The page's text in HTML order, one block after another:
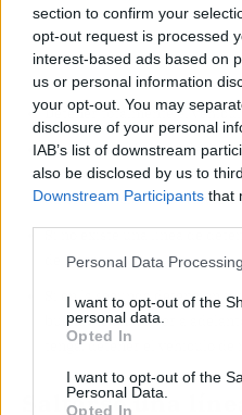
section to confirm your
opt-out request is processed
interest-based ads based on
us or personal information
your opt-out. You may
disclosure of your personal
IAB’s list of downstream
also be disclosed by us to
Downstream Participants that
Personal Data
I want to opt-out of the
personal data.
Opted In
I want to opt-out of the
Personal Data.
Opted In
Detener totalmente el
Detenerse en la línea de
mirar en ambas direcciones
de buena visibilidad, volver a
de las vías.
Si en la segunda detención
buena visión, volver a
tenga, detener el vehículo de
Saltarse una